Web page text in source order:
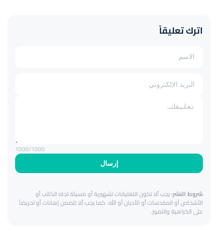
اترك تعليقاً
إرسال
1000/1000
شروط النشر:يجب ألا تكون التعليقات تشهيرية أو مسيئة تجاه الكاتب أو
الأشخاص أو المقدسات أو الأديان أو الله. كما يجب ألا تتضمن إهانات أو تحريضاً
على الكراهية والتمييز.